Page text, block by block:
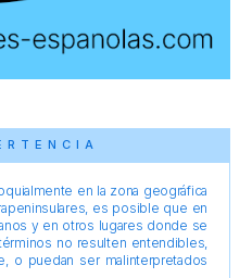
en la zona geográfica
es posible que en
y en otros lugares donde se
no resulten entendibles,
o puedan ser malinterpretados